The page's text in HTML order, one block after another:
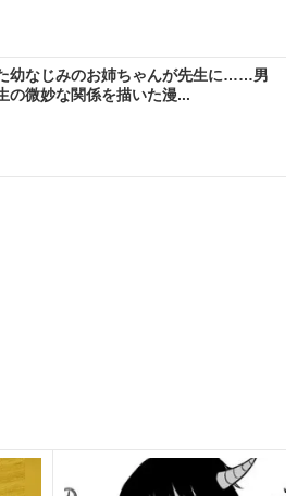
幼なじみのお姉ちゃんが先生に……男
の微妙な関係を描いた漫...